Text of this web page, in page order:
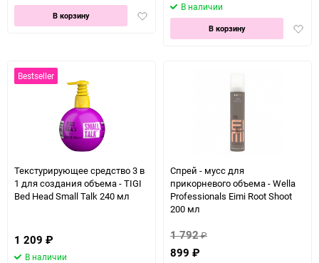
Добавить
избранное
В корзину
В наличии
В корзину
Bestseller
Текстурирующее средство 3 в
1 для создания объема - TIGI
Bed Head Small Talk 240 мл
1 209 ₽
В наличии
Спрей - мусс для
прикорневого объема - Wella
Professionals Eimi Root Shoot
200 мл
1 792₽
899 ₽